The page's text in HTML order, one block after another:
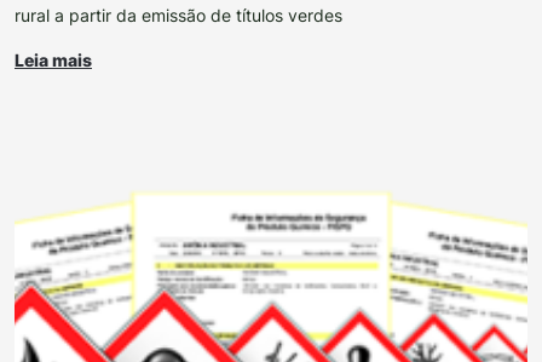
rural a partir da emissão de títulos verdes
Leia mais